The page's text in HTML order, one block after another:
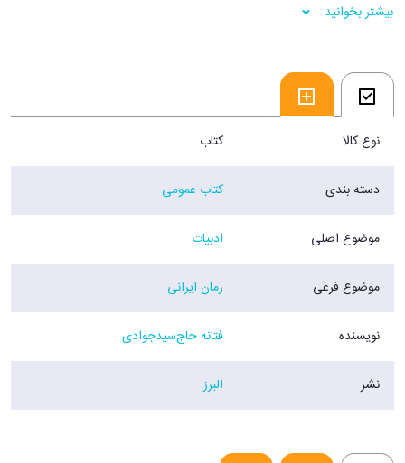
بى‌اختیار به دو طرف خود نگاه کردم هیچ‌کس نبود؛
– علیک سلام شما ظهرها تعطیل نمی‌کنید؟
– مگر منتظر بودین؟
– بله
– منتظر کى؟
– منتظر شما
باز قلبم فروریخت»
بیشتر بخوانید
نوع کالا کتاب
دسته بندی کتاب عمومی
موضوع اصلی ادبیات
موضوع فرعی رمان ایرانی
نویسنده فتانه حاج‌سیدجوادی
نشر البرز